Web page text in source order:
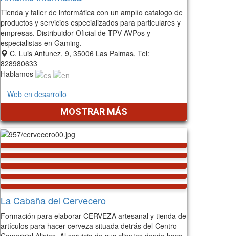
Tienda y taller de informática con un amplío catalogo de
productos y servicios especializados para particulares y
empresas. Distribuidor Oficial de TPV AVPos y
especialistas en Gaming.
C. Luis Antunez, 9, 35006 Las Palmas, Tel:
828980633
Hablamos
Web en desarrollo
MOSTRAR MÁS
La Cabaña del Cervecero
Formación para elaborar CERVEZA artesanal y tienda de
artículos para hacer cerveza situada detrás del Centro